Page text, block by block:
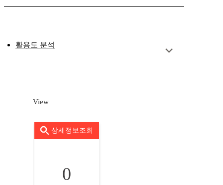
활용도 분석
View
상세정보조회
0